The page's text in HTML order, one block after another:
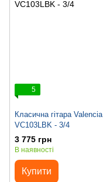
5
Класична гітара Valencia
VC103LBK - 3/4
3 775 грн
В наявності
Купити